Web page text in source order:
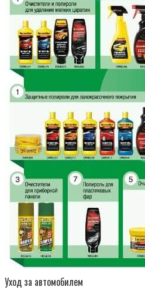
Уход за автомобилем